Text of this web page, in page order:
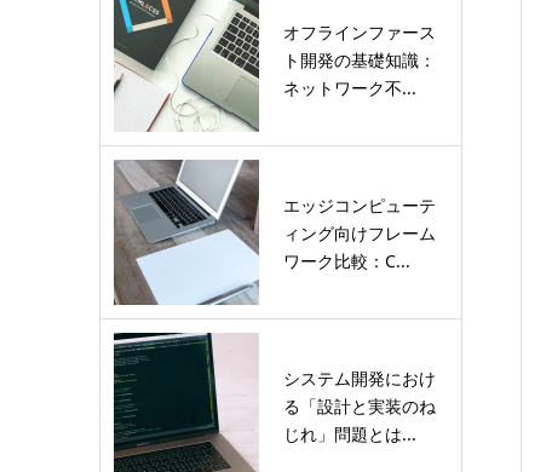
オフラインファース
ト開発の基礎知識：
ネットワーク不...
エッジコンピューテ
ィング向けフレーム
ワーク比較：C...
システム開発におけ
る「設計と実装のね
じれ」問題とは...